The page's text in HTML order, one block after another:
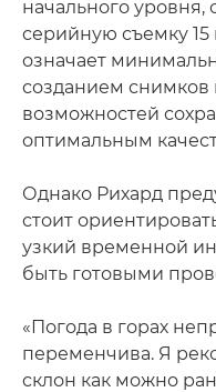
начального
серийную съемку 15
означает
созданием
возможностей
оптимальным
Однако Рихард
стоит
узкий временной
быть готовыми
«Погода в горах
переменчива. Я
склон как можно